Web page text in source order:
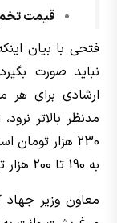
قیمت
فتحی با بیان
نباید صورت
ارشادی برای
مدنظر بالاتر
230 هزار
به 190 تا 200 هزار تومان رسیده است.
معاون وزیر جهاد